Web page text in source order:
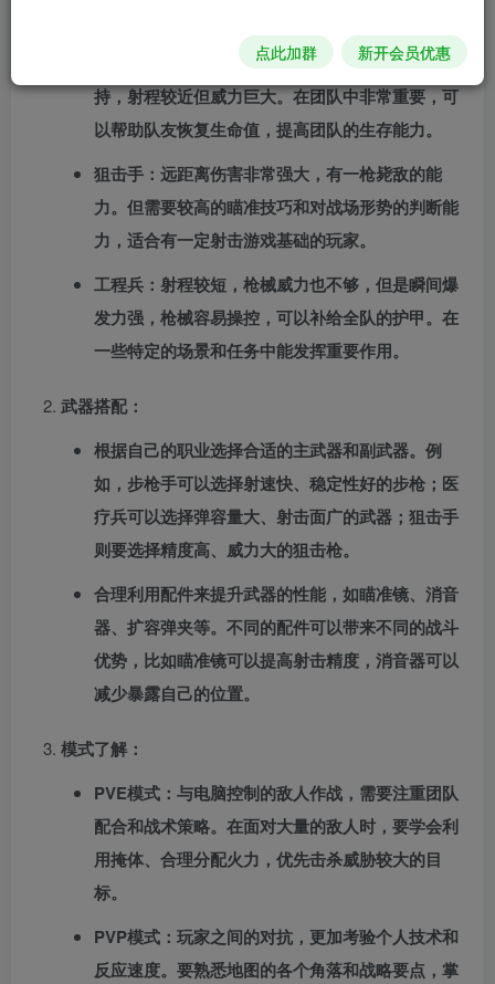
医疗兵：属于加血辅助型，能提供全队的血量支
持，射程较近但威力巨大。在团队中非常重要，可
以帮助队友恢复生命值，提高团队的生存能力。
狙击手：远距离伤害非常强大，有一枪毙敌的能
力。但需要较高的瞄准技巧和对战场形势的判断能
力，适合有一定射击游戏基础的玩家。
工程兵：射程较短，枪械威力也不够，但是瞬间爆
发力强，枪械容易操控，可以补给全队的护甲。在
一些特定的场景和任务中能发挥重要作用。
武器搭配：
根据自己的职业选择合适的主武器和副武器。例
如，步枪手可以选择射速快、稳定性好的步枪；医
疗兵可以选择弹容量大、射击面广的武器；狙击手
则要选择精度高、威力大的狙击枪。
合理利用配件来提升武器的性能，如瞄准镜、消音
器、扩容弹夹等。不同的配件可以带来不同的战斗
优势，比如瞄准镜可以提高射击精度，消音器可以
减少暴露自己的位置。
模式了解：
PVE模式：与电脑控制的敌人作战，需要注重团队
配合和战术策略。在面对大量的敌人时，要学会利
用掩体、合理分配火力，优先击杀威胁较大的目
标。
PVP模式：玩家之间的对抗，更加考验个人技术和
反应速度。要熟悉地图的各个角落和战略要点，掌
点此加群 新开会员优惠